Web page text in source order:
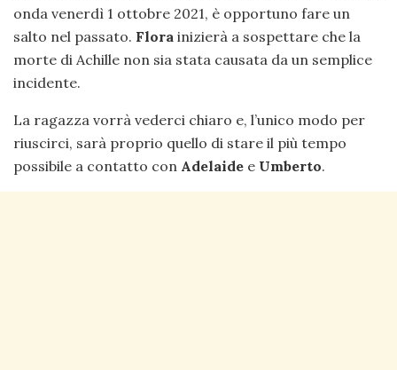
onda venerdì 1 ottobre 2021, è opportuno fare un
salto nel passato. Flora inizierà a sospettare che la
morte di Achille non sia stata causata da un semplice
incidente.
La ragazza vorrà vederci chiaro e, l’unico modo per
riuscirci, sarà proprio quello di stare il più tempo
possibile a contatto con Adelaide e Umberto.